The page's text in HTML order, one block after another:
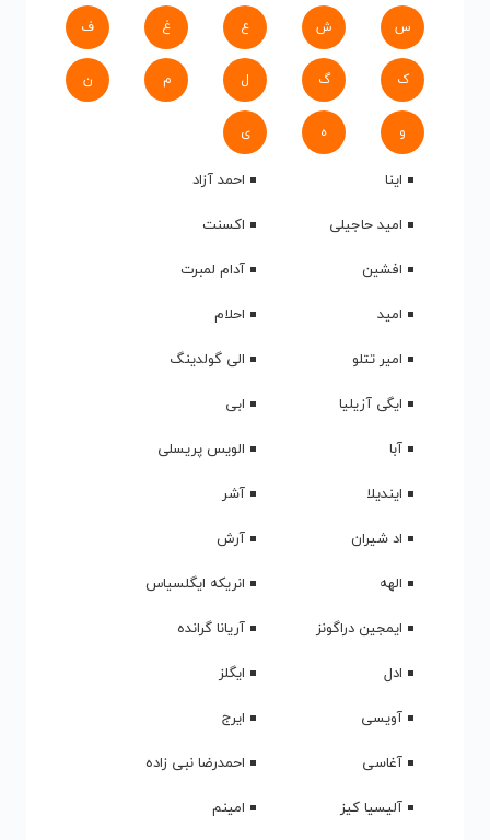
س ش ع غ ف
ک گ ل م ن
و ه ی
اینا
احمد آزاد
امید حاجیلی
اکسنت
افشین
آدام لمبرت
امید
احلام
امیر تتلو
الی گولدینگ
ایگی آزیلیا
ابی
آبا
الویس پریسلی
ایندیلا
آشر
اد شیران
آرش
الهه
انریکه ایگلسیاس
ایمجین دراگونز
آریانا گرانده
ادل
ایگلز
آویسی
ایرج
آغاسی
احمدرضا نبی زاده
آلیسیا کیز
امینم